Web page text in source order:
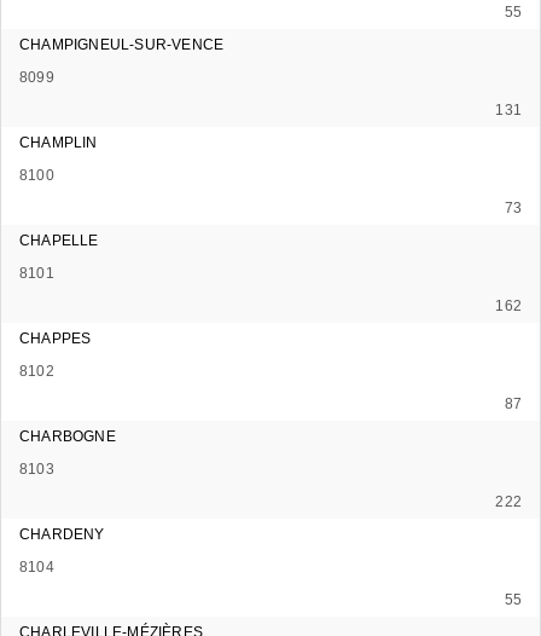
55
CHAMPIGNEUL-SUR-VENCE
8099
131
CHAMPLIN
8100
73
CHAPELLE
8101
162
CHAPPES
8102
87
CHARBOGNE
8103
222
CHARDENY
8104
55
CHARLEVILLE-MÉZIÈRES